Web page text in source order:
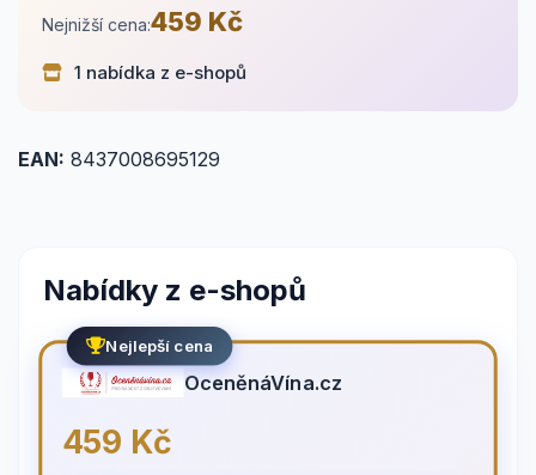
Nejnižší cena:459 Kč
1 nabídka z e-shopů
EAN: 8437008695129
Nabídky z e-shopů
Nejlepší cena
OceněnáVína.cz
459 Kč